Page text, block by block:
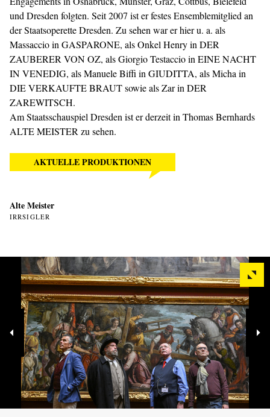
und Dresden folgten. Seit 2007 ist er festes Ensemblemitglied an
der Staatsoperette Dresden. Zu sehen war er hier u. a. als
Massaccio in GASPARONE, als Onkel Henry in DER
ZAUBERER VON OZ, als Giorgio Testaccio in EINE NACHT
IN VENEDIG, als Manuele Biffi in GIUDITTA, als Micha in
DIE VERKAUFTE BRAUT sowie als Zar in DER
ZAREWITSCH.
Am Staatsschauspiel Dresden ist er derzeit in Thomas Bernhards
ALTE MEISTER zu sehen.
AKTUELLE PRODUKTIONEN
Alte Meister
IRRSIGLER